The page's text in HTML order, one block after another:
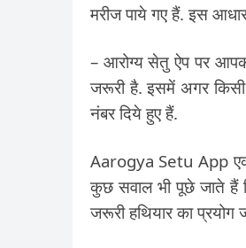
मरीज पाये गए हैं. इस
– आरोग्य सेतु ऐप पर
जरूरी है. इसमें अगर किसी
नंबर दिये हुए हैं.
Aarogya Setu App
कुछ सवाल भी पूछे जाते हैं
जरूरी हथियार का